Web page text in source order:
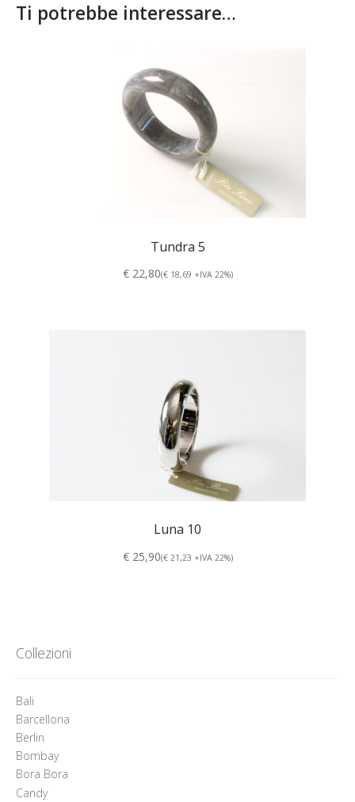
Ti potrebbe interessare…
Tundra 5
€ 22,80(€ 18,69 +IVA 22%)
Luna 10
€ 25,90(€ 21,23 +IVA 22%)
Collezioni
Bali
Barcellona
Berlin
Bombay
Bora Bora
Candy